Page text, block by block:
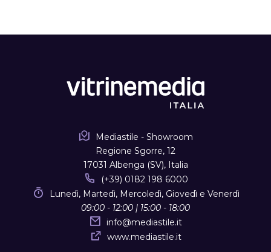
Mediastile - Showroom
Regione Sgorre, 12
17031 Albenga (SV), Italia
(+39) 0182 198 6000
Lunedì, Martedì, Mercoledì, Giovedì e Venerdì
09:00 - 12:00 | 15:00 - 18:00
info@mediastile.it
www.mediastile.it